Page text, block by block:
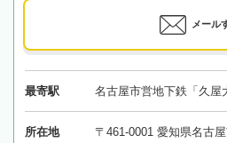
メール
最寄駅 名古屋市営地下鉄「久屋
所在地
〒461-0001 愛知県名古